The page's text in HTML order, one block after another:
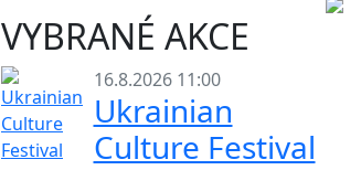
VYBRANÉ AKCE
16.8.2026 11:00
Ukrainian
Culture Festival